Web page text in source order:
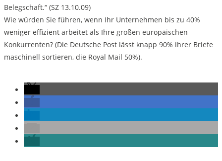
Belegschaft.“ (SZ 13.10.09)
Wie würden Sie führen, wenn Ihr Unternehmen bis zu 40%
weniger effizient arbeitet als Ihre großen europäischen
Konkurrenten? (Die Deutsche Post lässt knapp 90% ihrer Briefe
maschinell sortieren, die Royal Mail 50%).